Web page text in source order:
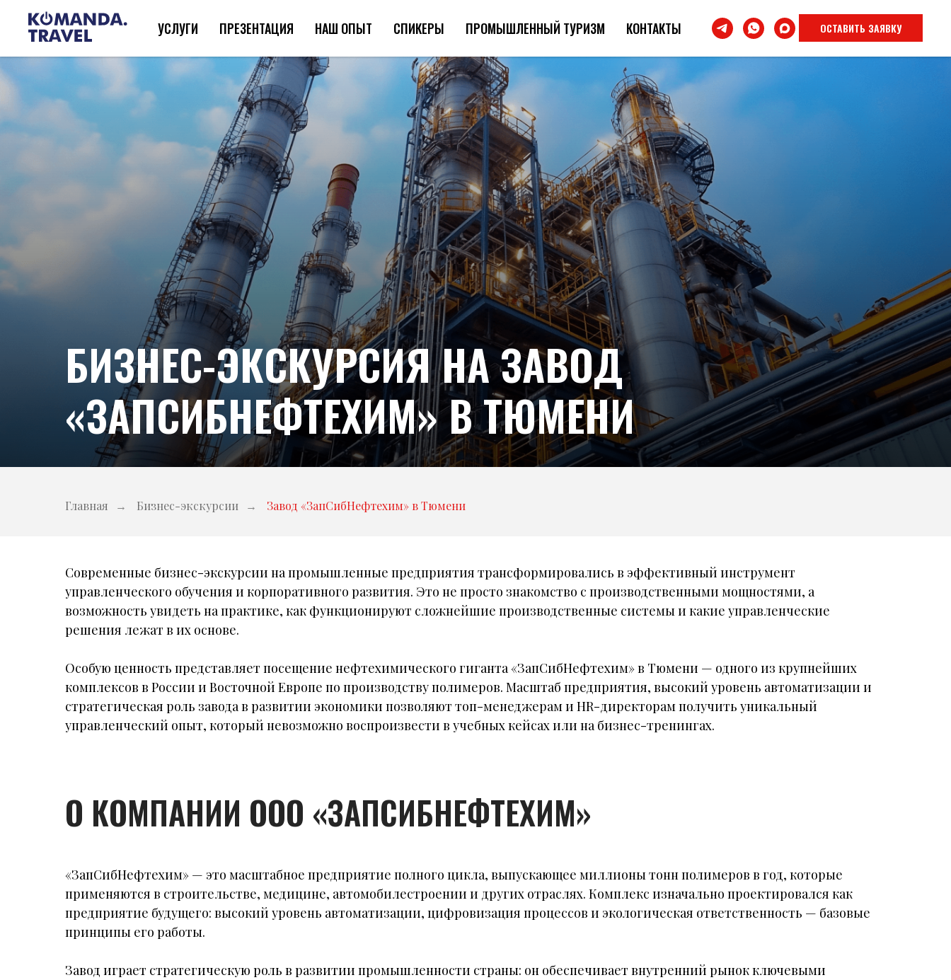
УСЛУГИ ПРЕЗЕНТАЦИЯ НАШ ОПЫТ СПИКЕРЫ ПРОМЫШЛЕННЫЙ ТУРИЗМ КОНТАКТЫ ОСТАВИТЬ ЗАЯВКУ
БИЗНЕС-ЭКСКУРСИЯ НА ЗАВОД
«ЗАПСИБНЕФТЕХИМ» В ТЮМЕНИ
Главная → Бизнес-экскурсии → Завод «ЗапСибНефтехим» в Тюмени
Современные бизнес-экскурсии на промышленные предприятия трансформировались в эффективный инструмент
управленческого обучения и корпоративного развития. Это не просто знакомство с производственными мощностями, а
возможность увидеть на практике, как функционируют сложнейшие производственные системы и какие управленческие
решения лежат в их основе.
Особую ценность представляет посещение нефтехимического гиганта «ЗапСибНефтехим» в Тюмени — одного из крупнейших
комплексов в России и Восточной Европе по производству полимеров. Масштаб предприятия, высокий уровень автоматизации и
стратегическая роль завода в развитии экономики позволяют топ-менеджерам и HR-директорам получить уникальный
управленческий опыт, который невозможно воспроизвести в учебных кейсах или на бизнес-тренингах.
О КОМПАНИИ ООО «ЗАПСИБНЕФТЕХИМ»
«ЗапСибНефтехим» — это масштабное предприятие полного цикла, выпускающее миллионы тонн полимеров в год, которые
применяются в строительстве, медицине, автомобилестроении и других отраслях. Комплекс изначально проектировался как
предприятие будущего: высокий уровень автоматизации, цифровизация процессов и экологическая ответственность — базовые
принципы его работы.
Завод играет стратегическую роль в развитии промышленности страны: он обеспечивает внутренний рынок ключевыми